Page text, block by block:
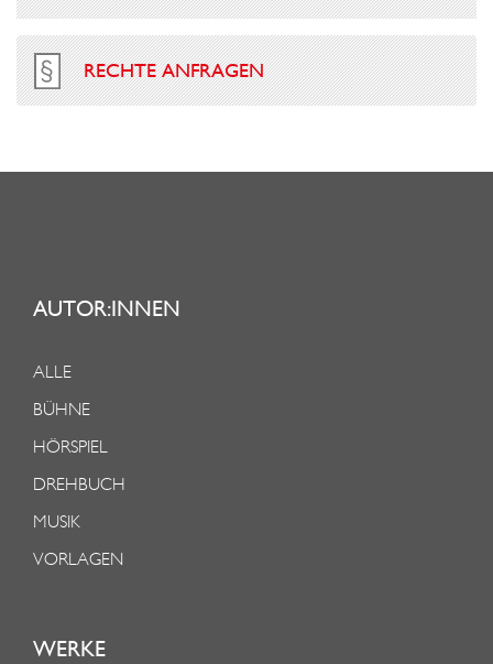
RECHTE ANFRAGEN
AUTOR:INNEN
ALLE
BÜHNE
HÖRSPIEL
DREHBUCH
MUSIK
VORLAGEN
WERKE